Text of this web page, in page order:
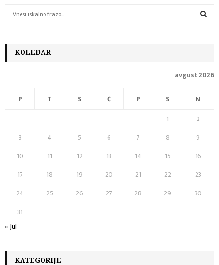
h
A
KOLEDAR
avgust 2026
P T S Č P S
N
1
2
3
4 5 6 7 8
9
10
11 12 13 14 15
16
17
18 19 20 21 22
23
24
25 26 27 28 29
30
31
« Jul
KATEGORIJE